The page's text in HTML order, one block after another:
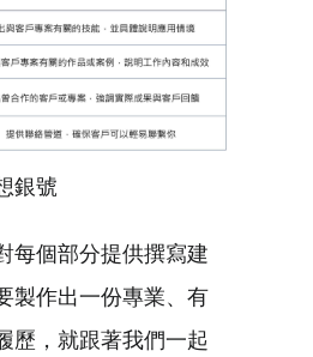
銀號
每個部分提供撰寫建
製作出一份專業、有
歷，就跟著我們一起